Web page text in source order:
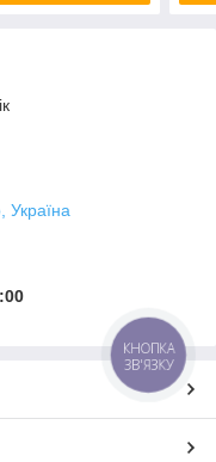
Україна
КНОПКА
ЗВ'ЯЗКУ